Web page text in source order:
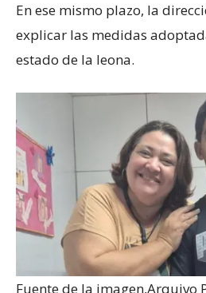
En ese mismo plazo, la
explicar las medidas
estado de la leona.
Fuente de la imagen,Arquivo